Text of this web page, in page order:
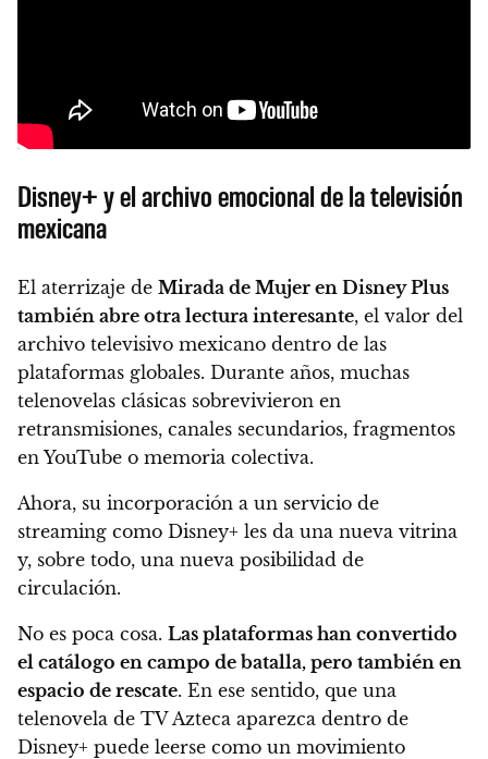
Disney+ y el archivo emocional de la televisión
mexicana
El aterrizaje de Mirada de Mujer en Disney Plus
también abre otra lectura interesante, el valor del
archivo televisivo mexicano dentro de las
plataformas globales. Durante años, muchas
telenovelas clásicas sobrevivieron en
retransmisiones, canales secundarios, fragmentos
en YouTube o memoria colectiva.
Ahora, su incorporación a un servicio de
streaming como Disney+ les da una nueva vitrina
y, sobre todo, una nueva posibilidad de
circulación.
No es poca cosa. Las plataformas han convertido
el catálogo en campo de batalla, pero también en
espacio de rescate. En ese sentido, que una
telenovela de TV Azteca aparezca dentro de
Disney+ puede leerse como un movimiento